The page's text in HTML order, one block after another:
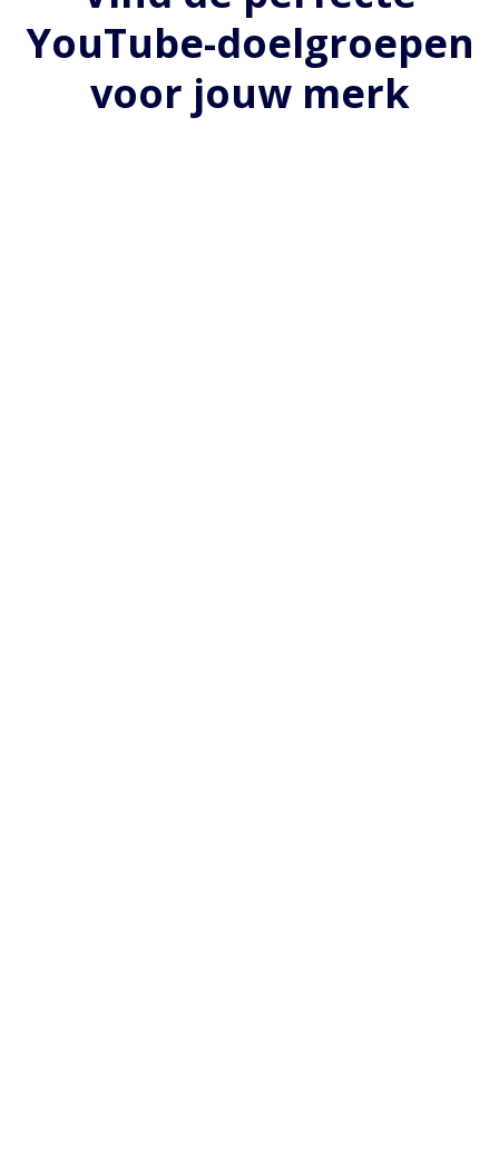
YouTube-doelgroepen
voor jouw merk